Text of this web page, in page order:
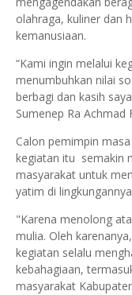
olahraga, kuliner dan
kemanusiaan.
“Kami ingin melalui
menumbuhkan nilai
berbagi dan kasih
Sumenep Ra Achmad
Calon pemimpin
kegiatan itu semakin
masyarakat untuk
yatim di
"Karena menolong
mulia. Oleh
kegiatan selalu
kebahagiaan,
masyarakat